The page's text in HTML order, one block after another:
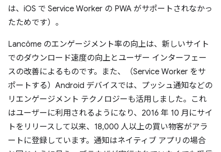
は、iOS で Service Worker の PWA がサポートされなかっ
たためです）。
Lancôme のエンゲージメント率の向上は、新しいサイト
でのダウンロード速度の向上とユーザー インターフェー
スの改善によるものです。また、（Service Worker をサ
ポートする）Android デバイスでは、プッシュ通知などの
リエンゲージメント テクノロジーも活用しました。これ
はユーザーに利用されるようになり、2016 年 10 月にサイ
トをリリースして以来、18,000 人以上の買い物客がアラ
ートに登録しています。通知はネイティブ アプリの場合